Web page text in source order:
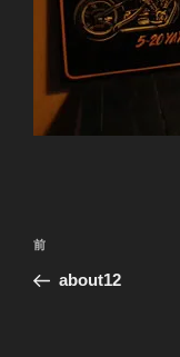
投
ナ
前
の
前
about12